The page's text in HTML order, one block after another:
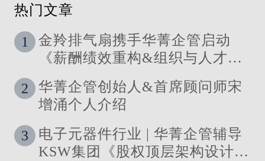
热门文章
1
金羚排气扇携手华菁企管启动
《薪酬绩效重构&组织与人才发
2
华菁企管创始人&首席顾问师宋
增涌个人介绍
3
电子元器件行业 | 华菁企管辅导
KSW集团《股权顶层架构设计及